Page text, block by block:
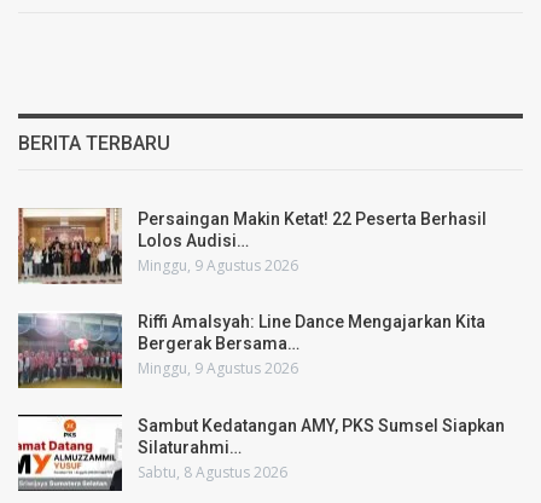
BERITA TERBARU
Persaingan Makin Ketat! 22 Peserta Berhasil
Lolos Audisi…
Minggu, 9 Agustus 2026
Riffi Amalsyah: Line Dance Mengajarkan Kita
Bergerak Bersama…
Minggu, 9 Agustus 2026
Sambut Kedatangan AMY, PKS Sumsel Siapkan
Silaturahmi…
Sabtu, 8 Agustus 2026